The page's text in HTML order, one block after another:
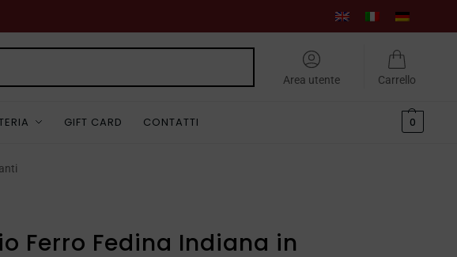
Area utente Carrello
GIFT CARD CONTATTI 0
Ferro Fedina Indiana in